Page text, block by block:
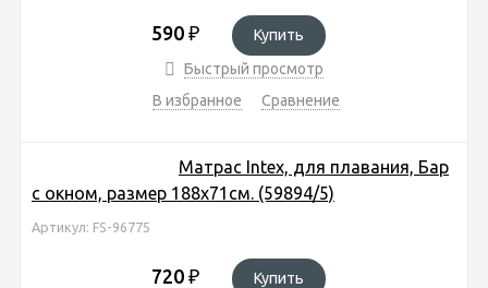
590 ₽
Купить
Быстрый просмотр
В избранное
Сравнение
Матрас Intex, для плавания, Бар
с окном, размер 188х71см. (59894/5)
Артикул: FS-96775
720 ₽
Купить